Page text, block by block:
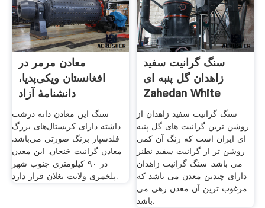
معادن مرمر در
افغانستان ویکی‌پدیا،
دانشنامهٔ آزاد
سنگ این معادن دانه درشت
داشته دارای کریستال‌های بزرگ
فلدسپار برنگ صورتی می‌باشد.
معادن گرانیت خنجان. این معدن
در ۹۰ کیلومتری جنوب شهر
پلخمری ولایت بغلان قرار دارد.
سنگ گرانیت سفید
زاهدان گل پنبه ای
Zahedan White
Granite
سنگ گرانیت سفید زاهدان از
روشن ترین گرانیت های گل پنبه
ای ایران است که رنگ آن کمی
روشن تر از گرانیت سفید نطنز
می باشد. سنگ گرانیت زاهدان
دارای چندین معدن می باشد که
مرغوب ترین آن معدن زهی می
باشد.